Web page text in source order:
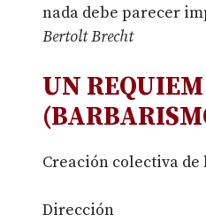
nada debe parecer
Bertolt Brecht
UN
Creación colectiva
Dirección